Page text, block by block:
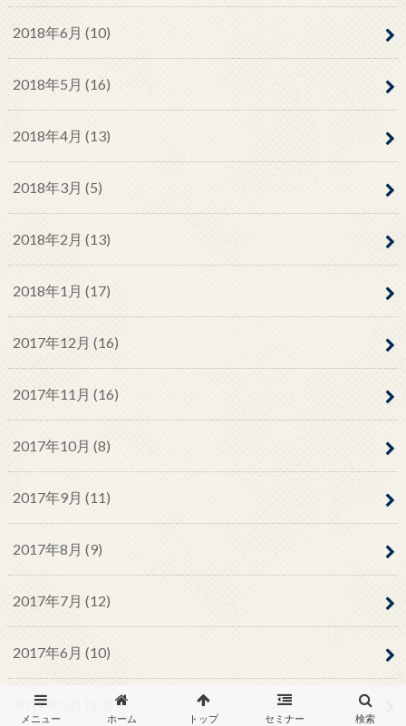
メニュー ホーム トップ セミナー 検索
2018年6月 (10)
2018年5月 (16)
2018年4月 (13)
2018年3月 (5)
2018年2月 (13)
2018年1月 (17)
2017年12月 (16)
2017年11月 (16)
2017年10月 (8)
2017年9月 (11)
2017年8月 (9)
2017年7月 (12)
2017年6月 (10)
2017年5月 (13)